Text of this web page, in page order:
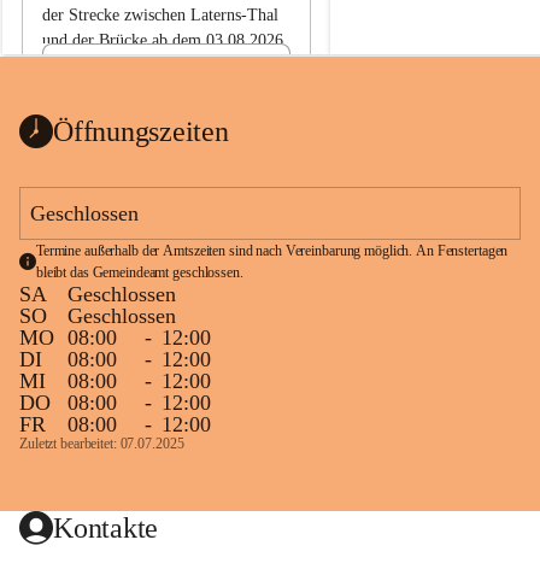
der Strecke zwischen Laterns-Thal
und der Brücke ab dem 03.08.2026
ht
1 Seite•0,1 MB
Öffnungszeiten
Geschlossen
Termine außerhalb der Amtszeiten sind nach Vereinbarung möglich. An Fenstertagen
bleibt das Gemeindeamt geschlossen.
SA
Geschlossen
SO
Geschlossen
MO 08:00 - 12:00
DI
08:00 - 12:00
MI
08:00 - 12:00
DO
08:00 - 12:00
FR
08:00 - 12:00
Zuletzt bearbeitet: 07.07.2025
Kontakte